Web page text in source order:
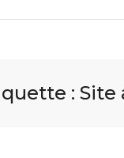
: Site